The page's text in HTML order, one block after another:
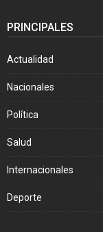
PRINCIPALES
Actualidad
Nacionales
Política
Salud
Internacionales
Deporte